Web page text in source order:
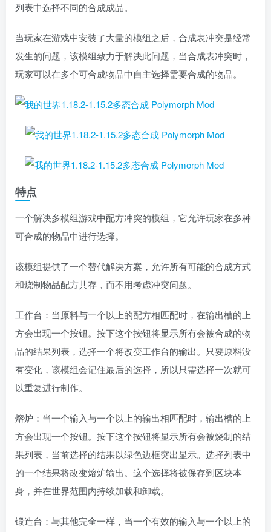
列表中选择不同的合成成品。
当玩家在游戏中安装了大量的模组之后，合成表冲突是经常
发生的问题，该模组致力于解决此问题，当合成表冲突时，
玩家可以在多个可合成物品中自主选择需要合成的物品。
特点
一个解决多模组游戏中配方冲突的模组，它允许玩家在多种
可合成的物品中进行选择。
该模组提供了一个替代解决方案，允许所有可能的合成方式
和烧制物品配方共存，而不用考虑冲突问题。
工作台：当原料与一个以上的配方相匹配时，在输出槽的上
方会出现一个按钮。按下这个按钮将显示所有会被合成的物
品的结果列表，选择一个将改变工作台的输出。只要原料没
有变化，该模组会记住最后的选择，所以只需选择一次就可
以重复进行制作。
熔炉：当一个输入与一个以上的输出相匹配时，输出槽的上
方会出现一个按钮。按下这个按钮将显示所有会被烧制的结
果列表，当前选择的结果以绿色边框突出显示。选择列表中
的一个结果将改变熔炉输出。这个选择将被保存到区块本
身，并在世界范围内持续加载和卸载。
锻造台：与其他完全一样，当一个有效的输入与一个以上的